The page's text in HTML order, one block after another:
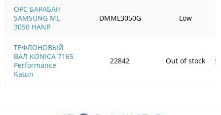
OPC БАРАБАН
SAMSUNG ML
3050 HANP
ТЕФЛОНОВЫЙ
ВАЛ KONICA 7165
Performance
Katun
DMML3050G Low
22842 Out of stock 5